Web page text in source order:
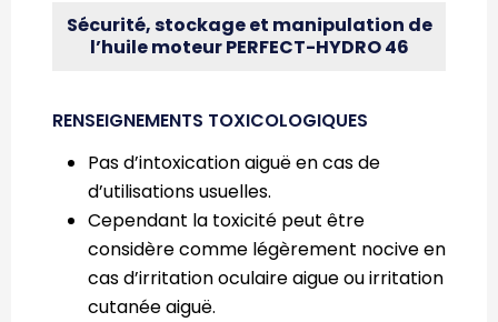
Sécurité, stockage et manipulation de
l’huile moteur PERFECT-HYDRO 46
RENSEIGNEMENTS TOXICOLOGIQUES
Pas d’intoxication aiguë en cas de
d’utilisations usuelles.
Cependant la toxicité peut être
considère comme légèrement nocive en
cas d’irritation oculaire aigue ou irritation
cutanée aiguë.